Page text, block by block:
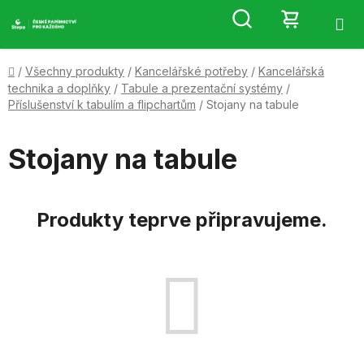
na
Hledat
KOŠÍK
Domů
/ Všechny produkty / Kancelářské potřeby / Kancelářská
technika a doplňky / Tabule a prezentační systémy /
Příslušenství k tabulím a flipchartům / Stojany na tabule
Stojany na tabule
Produkty teprve připravujeme.